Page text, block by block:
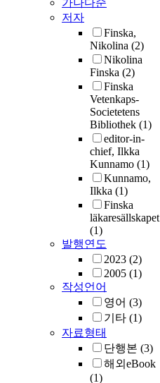
가나다순
저자
Finska,
Nikolina (2)
Nikolina
Finska (2)
Finska
Vetenkaps-
Societetens
Bibliothek (1)
editor-in-
chief, Ilkka
Kunnamo (1)
Kunnamo,
Ilkka (1)
Finska
läkaresällskapet
(1)
발행연도
2023 (2)
2005 (1)
작성언어
영어 (3)
기타 (1)
자료형태
단행본 (3)
해외eBook
(1)